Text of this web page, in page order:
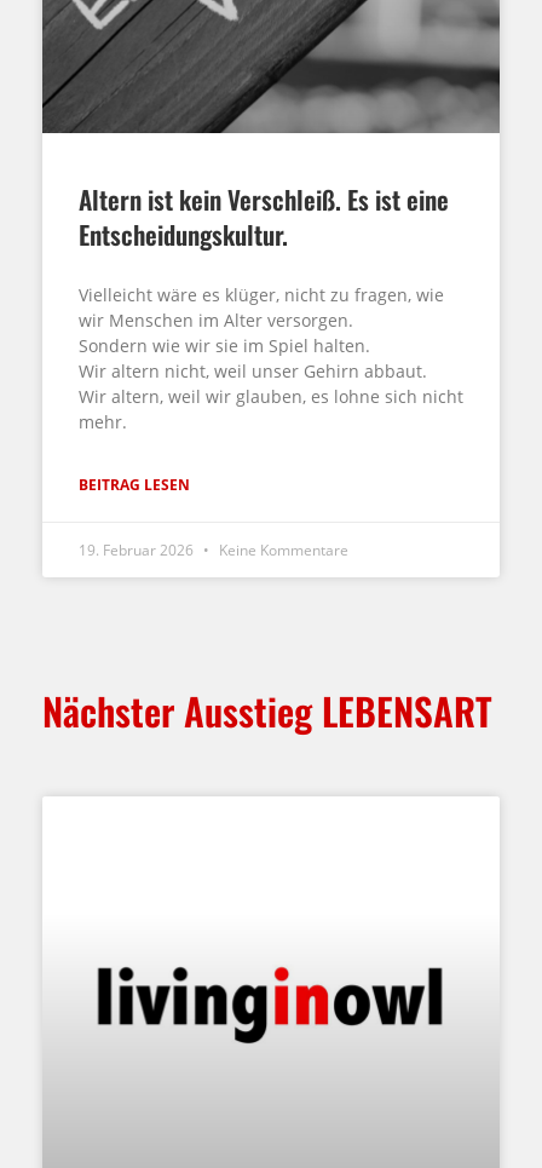
Altern ist kein Verschleiß. Es ist eine
Entscheidungskultur.
Vielleicht wäre es klüger, nicht zu fragen, wie
wir Menschen im Alter versorgen.
Sondern wie wir sie im Spiel halten.
Wir altern nicht, weil unser Gehirn abbaut.
Wir altern, weil wir glauben, es lohne sich nicht
mehr.
BEITRAG LESEN
19. Februar 2026 Keine Kommentare
Nächster Ausstieg LEBENSART